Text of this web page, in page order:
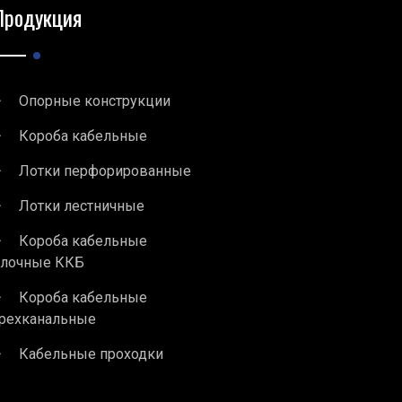
Опорные конструкции
Короба кабельные
Лотки перфорированные
Лотки лестничные
Короба кабельные
ККБ
Короба кабельные
Кабельные проходки